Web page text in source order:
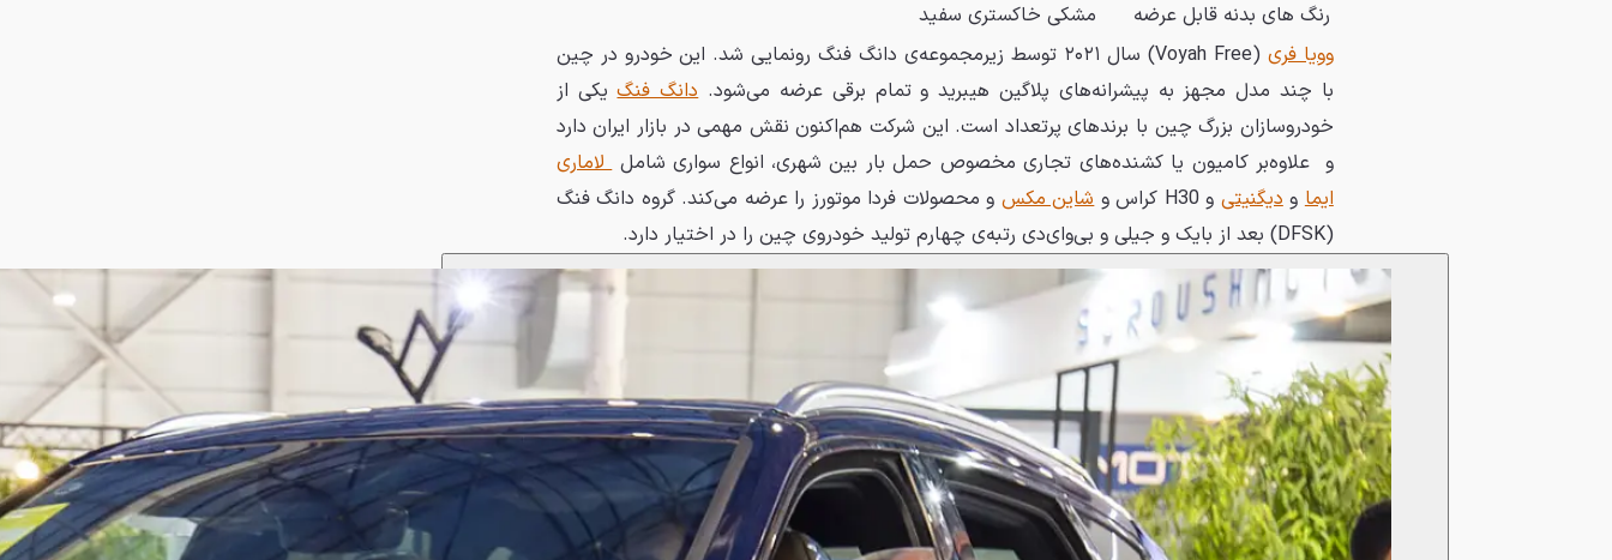
رنگ های بدنه قابل عرضه
مشکی خاکستری سفید
وویا فری
(Voyah Free) سال ۲۰۲۱ توسط زیرمجموعه‌ی دانگ فنگ رونمایی شد. این خودرو در چین
با چند مدل مجهز به پیشرانه‌های پلاگین هیبرید و تمام برقی عرضه می‌شود.دانگ فنگیکی از
خودروسازان بزرگ چین با برندهای پرتعداد است. این شرکت هم‌اکنون نقش مهمی در بازار ایران دارد
و علاوه‌بر کامیون یا کشنده‌های تجاری مخصوص حمل بار بین شهری، انواع سواری شامللاماری
ایماودیگنیتی و H30 کراس و شاین مکس و محصولات فردا موتورز را عرضه می‌کند. گروه دانگ فنگ
(DFSK) بعد از بایک و جیلی و بی‌وای‌دی رتبه‌ی چهارم تولید خودروی چین را در اختیار دارد.